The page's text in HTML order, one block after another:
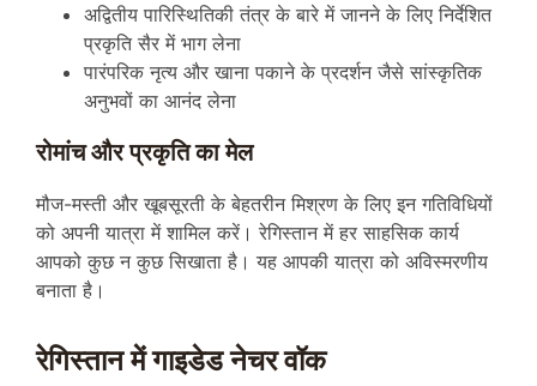
अद्वितीय पारिस्थितिकी तंत्र के बारे में जानने के लिए निर्देशित
प्रकृति सैर में भाग लेना
पारंपरिक नृत्य और खाना पकाने के प्रदर्शन जैसे सांस्कृतिक
अनुभवों का आनंद लेना
रोमांच और प्रकृति का मेल
मौज-मस्ती और खूबसूरती के बेहतरीन मिश्रण के लिए इन गतिविधियों
को अपनी यात्रा में शामिल करें। रेगिस्तान में हर साहसिक कार्य
आपको कुछ न कुछ सिखाता है। यह आपकी यात्रा को अविस्मरणीय
बनाता है।
रेगिस्तान में गाइडेड नेचर वॉक